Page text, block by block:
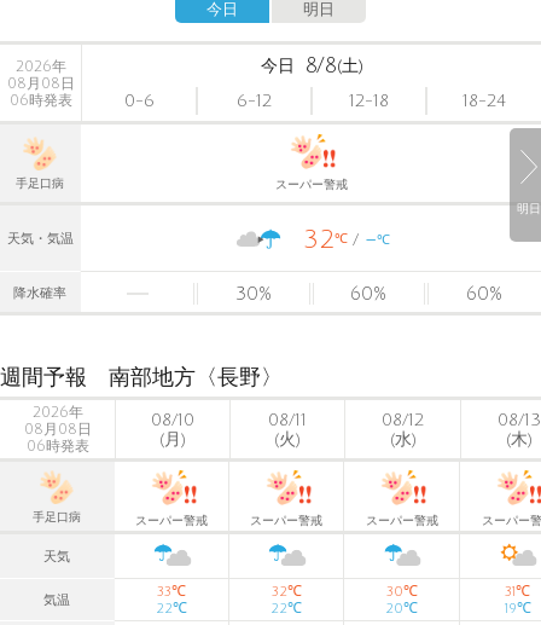
今日 明日
明日
2026年
08月08日
06時発表
今日 8/8(土)
0-6
6-12 12-18 18-24
手足口病 スーパー警戒
天気・気温 32℃ -℃
降水確率 30% 60% 60%
週間予報 南部地方〈長野〉
2026年
08月08日
06時発表
08/10
(月)
08/11
(火)
08/12
(水)
08/13
(木)
手足口病 スーパー警戒 スーパー警戒 スーパー警戒 スーパー
天気
気温
33℃
22℃
32℃
22℃
30℃
20℃
31℃
19℃